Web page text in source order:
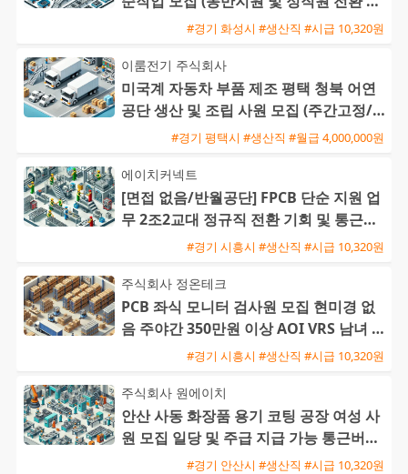
#경기 화성시 #생산직 #시급 10,320원
이룸전기 주식회사
미국계 자동차 부품 제조 평택 청북 어연
공단 생산 및 조립 사원 모집 (주간고정/2
#경기 평택시 #생산직 #월급 4,000,000원
에이치커넥트
[면접 없음/반월공단] FPCB 단순 지원 업
무 2조2교대 정규직 전환 기회 및 통근버
#경기 시흥시 #생산직 #시급 10,320원
주식회사 정온테크
PCB 좌식 모니터 검사원 모집 현미경 없
음 주야간 350만원 이상 AOI VRS 남녀 모
#경기 시흥시 #생산직 #시급 10,320원
주식회사 원에이치
안산 사동 화장품 용기 코팅 공장 여성 사
원 모집 일당 및 주급 지급 가능 통근버스
#경기 안산시 #생산직 #시급 10,320원